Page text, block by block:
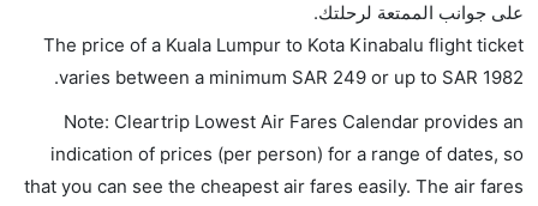
على جوانب الممتعة لرحلتك.
The price of a Kuala Lumpur to Kota Kinabalu flight ticket
varies between a minimum SAR 249 or up to SAR 1982
.
Note: Cleartrip Lowest Air Fares Calendar provides an
indication of prices (per person) for a range of dates, so
that you can see the cheapest air fares easily. The air fares